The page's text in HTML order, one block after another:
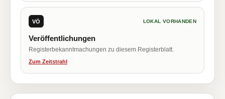
VÖ LOKAL VORHANDEN
Veröffentlichungen
Registerbekanntmachungen zu diesem Registerblatt.
Zum Zeitstrahl